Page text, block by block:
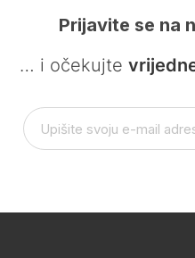
Prijavite se na
… i očekujte